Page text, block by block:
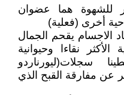
للشهوة هما عضوان
أخرى (فعلية)
الاجسام يقحم الجمال
الأكثر نقاءا وحيوانية
سجلات(ليورناردو
عن مفارقة القبح الذي